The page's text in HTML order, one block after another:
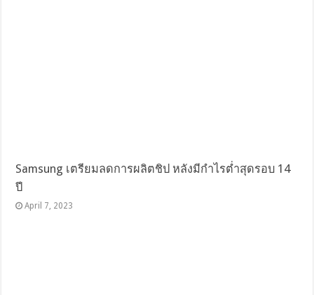
Samsung เตรียมลดการผลิตชิป หลังมีกำไรต่ำสุดรอบ 14
ปี
April 7, 2023